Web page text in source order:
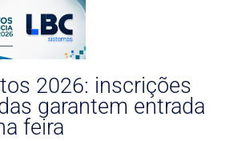
2026: inscrições
garantem entrada
feira